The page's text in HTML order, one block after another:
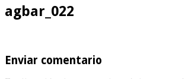
agbar_022
Enviar comentario